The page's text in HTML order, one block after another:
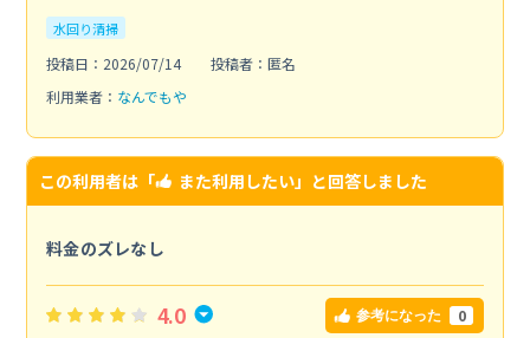
水回り清掃
投稿日：2026/07/14
投稿者：匿名
利用業者： なんでもや
この利用者は「 また利用したい」と回答しました
料金のズレなし
4.0 参考になった 0